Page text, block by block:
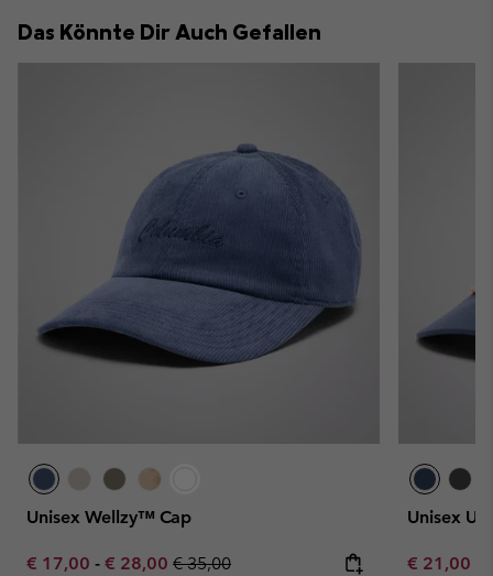
Das Könnte Dir Auch Gefallen
Unisex Wellzy™ Cap
Minimum sale price:
€ 17,00 - Maximum sale price:
€ 28,00 Regular price:
€ 35,00
Unisex
Minimum
€ 21,00